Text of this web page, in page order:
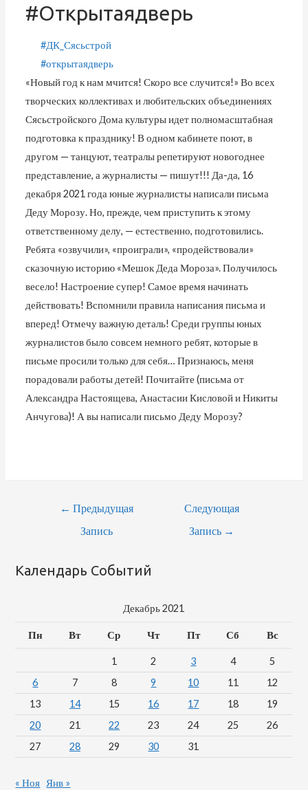
#открытаядверь
#ДК_Сясьстрой
#открытаядверь
«Новый год к нам мчится! Скоро все случится!» Во всех
творческих коллективах и любительских объединениях
Сясьстройского Дома культуры идет полномасштабная
подготовка к празднику! В одном кабинете поют, в
другом — танцуют, театралы репетируют новогоднее
представление, а журналисты — пишут!!! Да-да, 16
декабря 2021 года юные журналисты написали письма
Деду Морозу. Но, прежде, чем приступить к этому
ответственному делу, — естественно, подготовились.
Ребята «озвучили», «проиграли», «продействовали»
сказочную историю «Мешок Деда Мороза». Получилось
весело! Настроение супер! Самое время начинать
действовать! Вспомнили правила написания письма и
вперед! Отмечу важную деталь! Среди группы юных
журналистов было совсем немного ребят, которые в
письме просили только для себя… Признаюсь, меня
порадовали работы детей! Почитайте (письма от
Александра Настоящева, Анастасии Кисловой и Никиты
Анчугова)! А вы написали письмо Деду Морозу?
← Предыдущая
Запись
Следующая
Запись →
Календарь Событий
Декабрь 2021
Пн Вт Ср Чт Пт Сб Вс
1 2 3 4
5
6
7 8 9 10 11
12
13
14 15 16 17 18
19
20
21 22 23 24 25
26
27
28 29 30 31
« Ноя Янв »